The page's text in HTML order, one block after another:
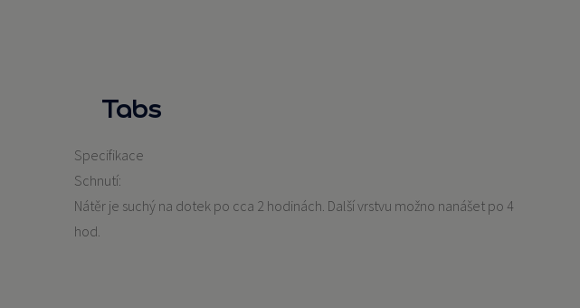
Tabs
Specifikace
Schnutí:
Nátěr je suchý na dotek po cca 2 hodinách. Další vrstvu možno nanášet po 4
hod.